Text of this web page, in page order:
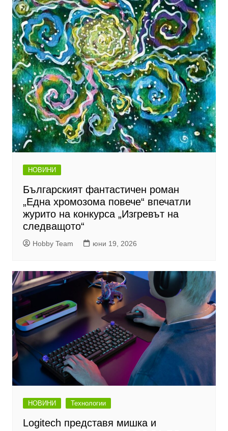
НОВИНИ
Българският фантастичен роман
„Една хромозома повече“ впечатли
журито на конкурса „Изгревът на
следващото“
Hobby Team юни 19, 2026
НОВИНИ Технологии
Logitech представя мишка и